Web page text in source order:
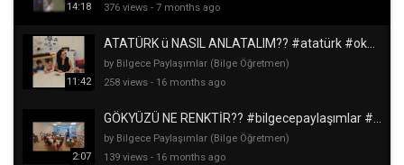
14:18
376 views - 7 months ago
11:42
by Bilgece Paylaşımlar (Bilge Öğretmen)
258 views - 16 months ago
2:07
by Bilgece Paylaşımlar (Bilge Öğretmen)
139 views - 16 months ago